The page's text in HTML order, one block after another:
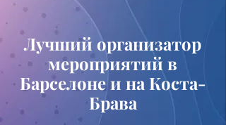
Лучший организатор
мероприятий в
Барселоне и на Коста-
Брава